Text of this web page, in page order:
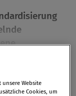
quo zu
Website
Cookies, um